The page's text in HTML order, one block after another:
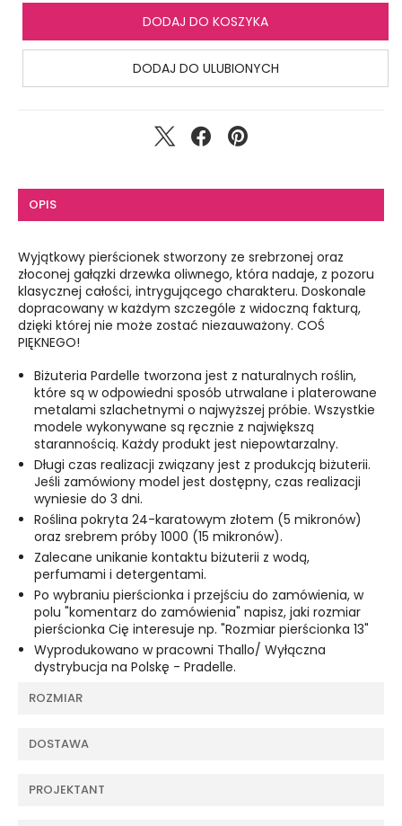
DODAJ DO KOSZYKA
DODAJ DO ULUBIONYCH
OPIS
Wyjątkowy pierścionek stworzony ze srebrzonej oraz
złoconej gałązki drzewka oliwnego, która nadaje, z pozoru
klasycznej całości, intrygującego charakteru. Doskonale
dopracowany w każdym szczególe z widoczną fakturą,
dzięki której nie może zostać niezauważony. COŚ
PIĘKNEGO!
Biżuteria Pardelle tworzona jest z naturalnych roślin,
które są w odpowiedni sposób utrwalane i platerowane
metalami szlachetnymi o najwyższej próbie. Wszystkie
modele wykonywane są ręcznie z największą
starannością. Każdy produkt jest niepowtarzalny.
Długi czas realizacji związany jest z produkcją biżuterii.
Jeśli zamówiony model jest dostępny, czas realizacji
wyniesie do 3 dni.
Roślina pokryta 24-karatowym złotem (5 mikronów)
oraz srebrem próby 1000 (15 mikronów).
Zalecane unikanie kontaktu biżuterii z wodą,
perfumami i detergentami.
Po wybraniu pierścionka i przejściu do zamówienia, w
polu "komentarz do zamówienia" napisz, jaki rozmiar
pierścionka Cię interesuje np. "Rozmiar pierścionka 13"
Wyprodukowano w pracowni Thallo/ Wyłączna
dystrybucja na Polskę - Pradelle.
ROZMIAR
DOSTAWA
PROJEKTANT